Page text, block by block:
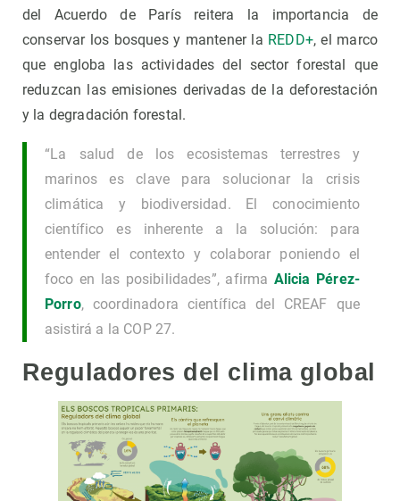
del Acuerdo de París reitera la importancia de
conservar los bosques y mantener la REDD+, el marco
que engloba las actividades del sector forestal que
reduzcan las emisiones derivadas de la deforestación
y la degradación forestal.
“La salud de los ecosistemas terrestres y
marinos es clave para solucionar la crisis
climática y biodiversidad. El conocimiento
científico es inherente a la solución: para
entender el contexto y colaborar poniendo el
foco en las posibilidades”, afirma Alicia Pérez-
Porro, coordinadora científica del CREAF que
asistirá a la COP 27.
Reguladores del clima global